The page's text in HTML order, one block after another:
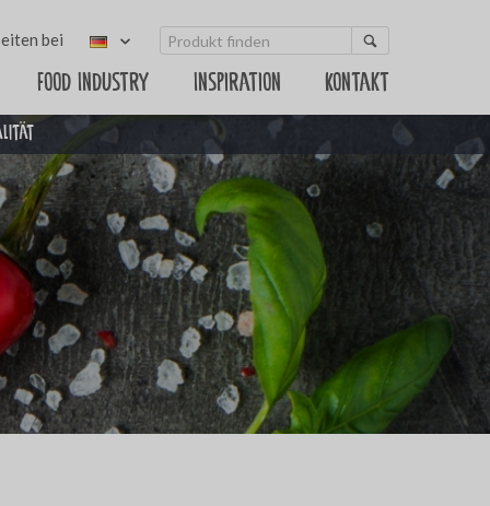
bei
Food Industry Inspiration Kontakt